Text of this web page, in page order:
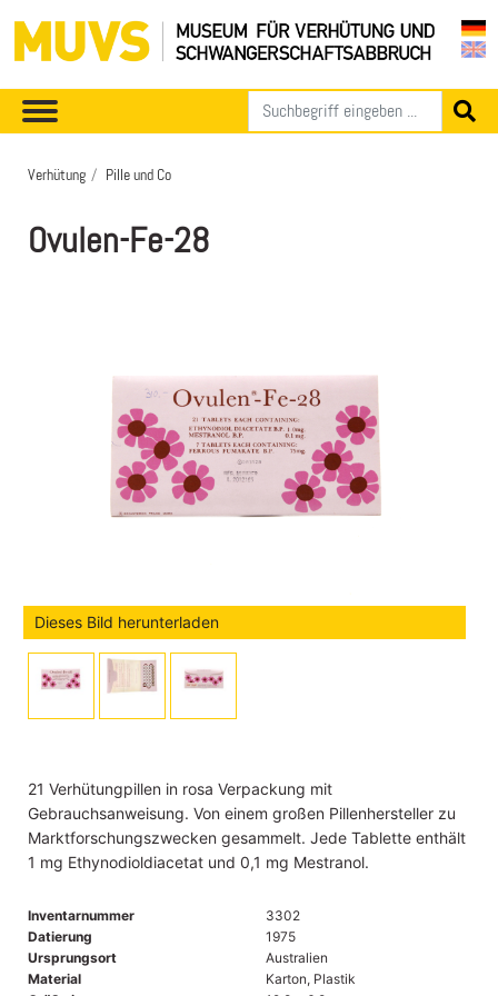
Verhütung Pille und Co
Ovulen-Fe-28
Dieses Bild herunterladen
21 Verhütungpillen in rosa Verpackung mit
Gebrauchsanweisung. Von einem großen Pillenhersteller zu
Marktforschungszwecken gesammelt. Jede Tablette enthält
1 mg Ethynodioldiacetat und 0,1 mg Mestranol.
Inventarnummer
3302
Datierung
1975
Ursprungsort
Australien
Material
Karton, Plastik